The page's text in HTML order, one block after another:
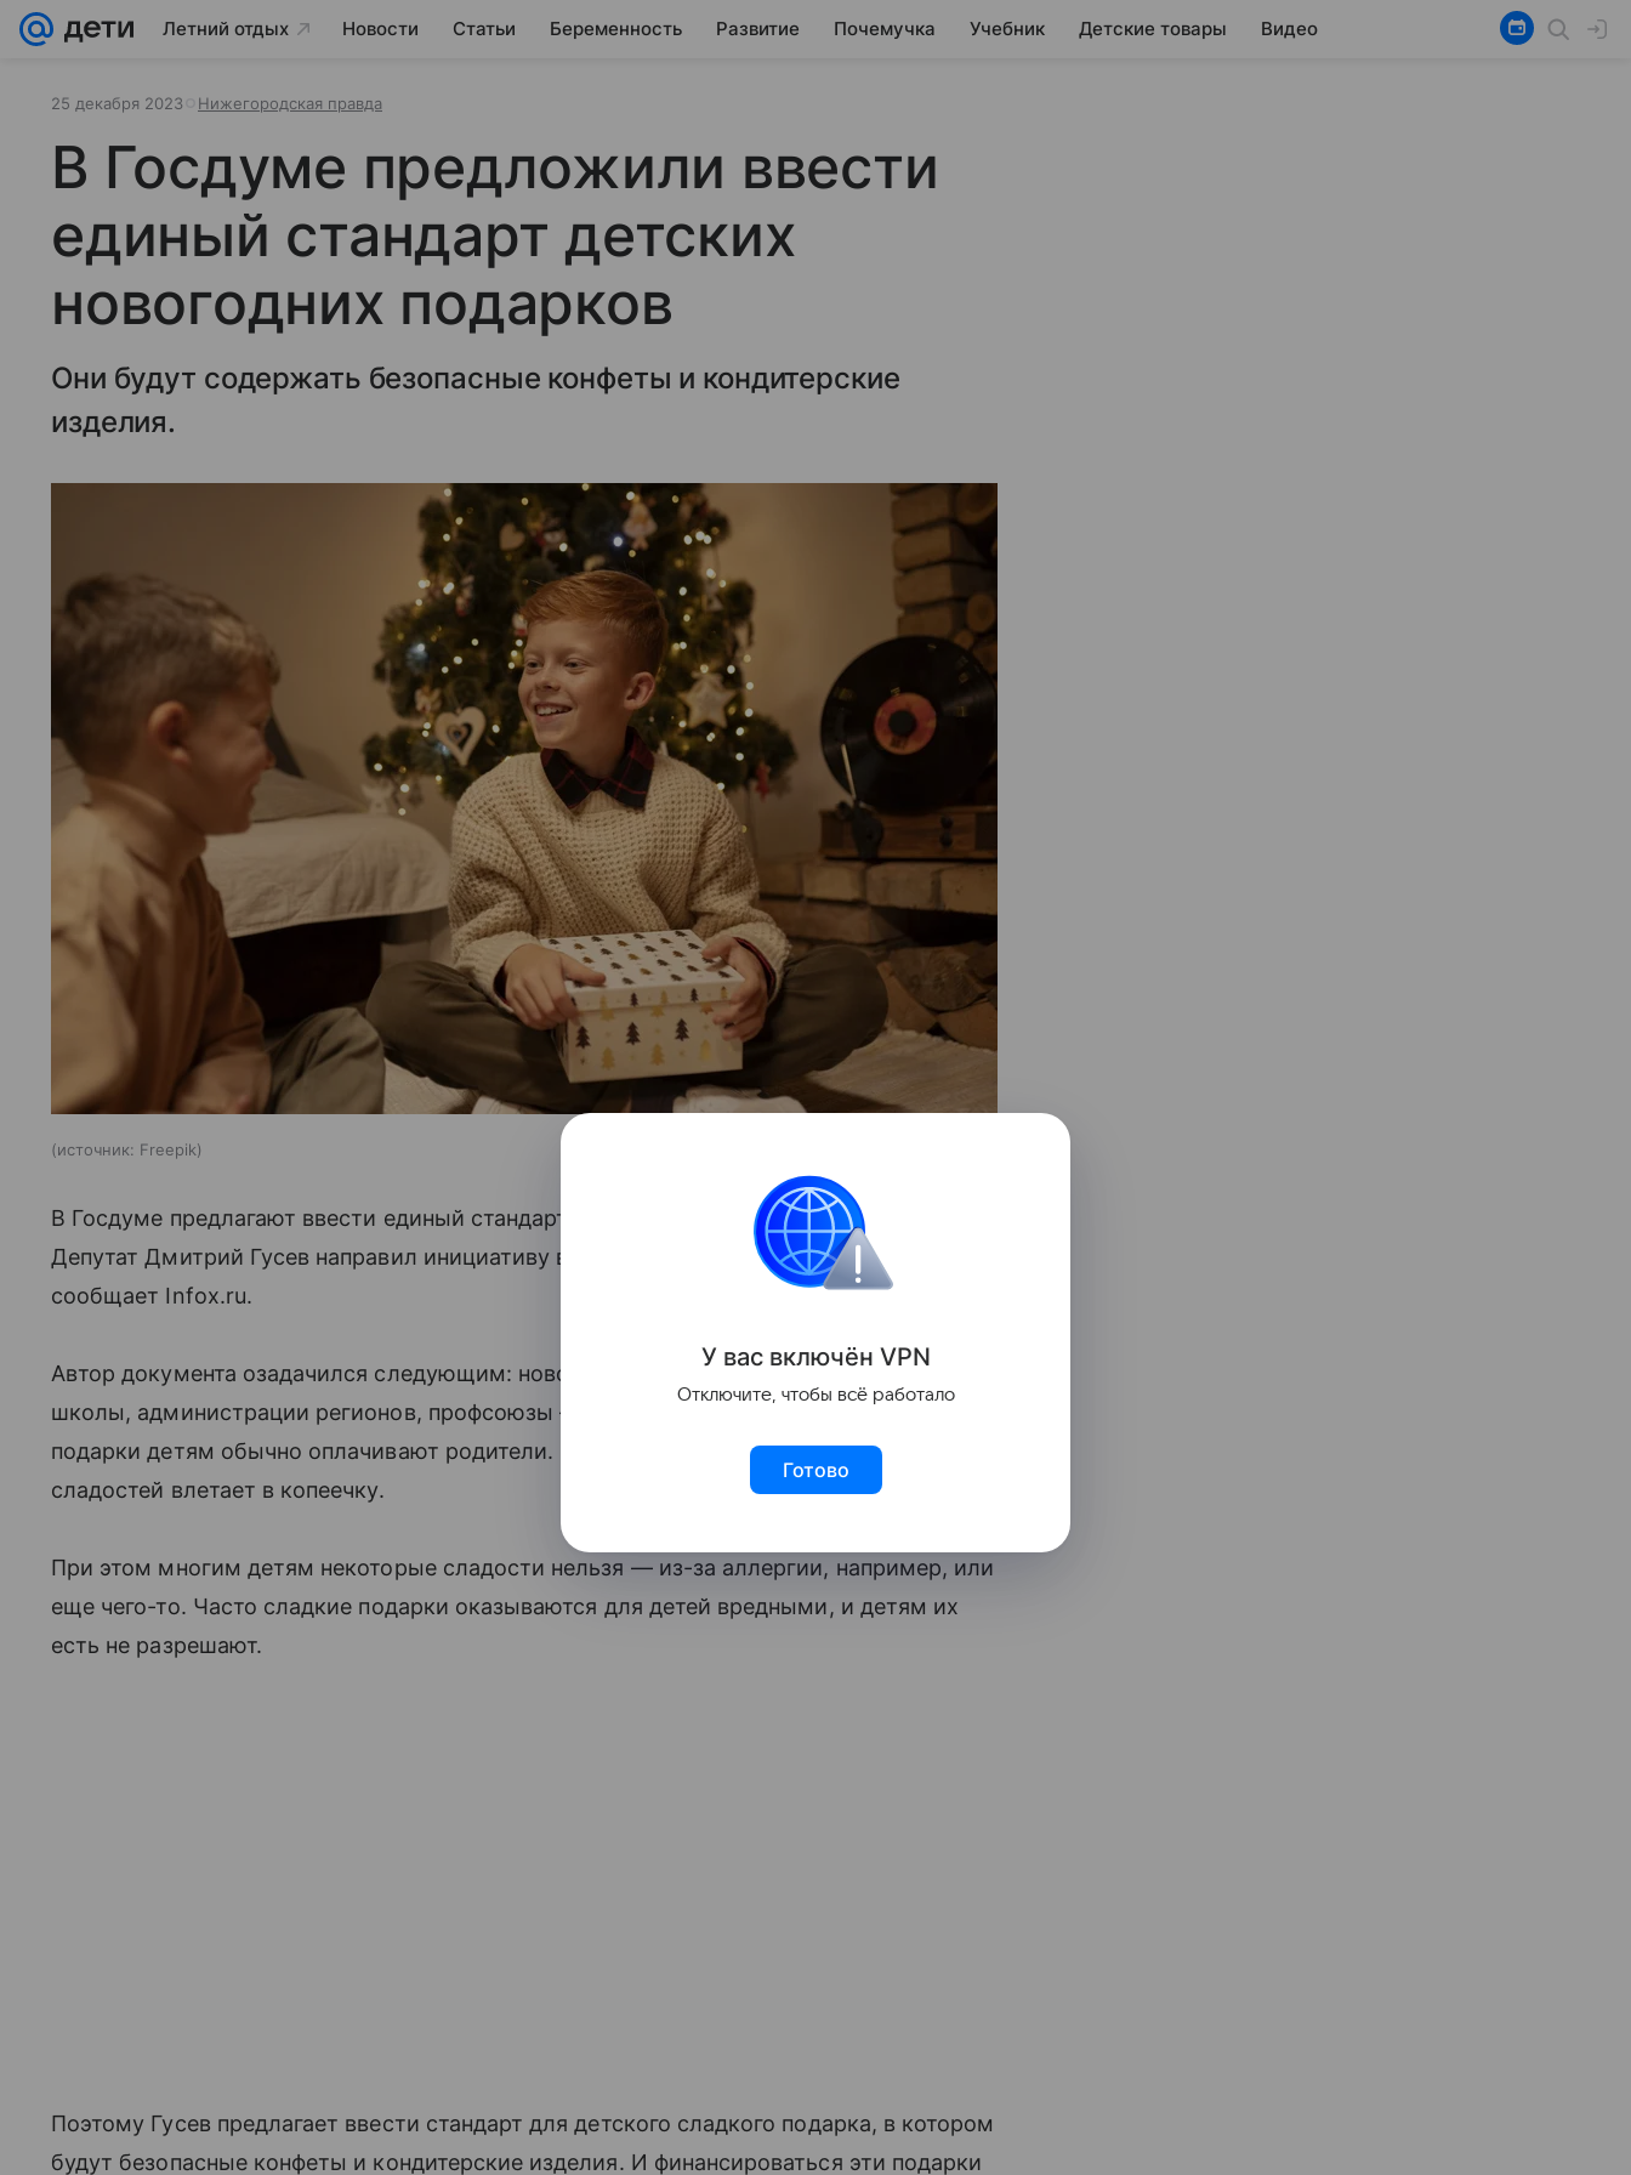
Летний отдых Новости Статьи Беременность Развитие Почемучка Учебник Детские товары Видео
25 декабря 2023 Нижегородская правда
В Госдуме предложили ввести
единый стандарт детских
новогодних подарков
Они будут содержать безопасные конфеты и кондитерские
изделия.
источник: Freepik
В Госдуме предлагают ввести единый стандарт детских новогодних подарков.
Депутат Дмитрий Гусев направил инициативу в Роспотребнадзор и Минтруд. Об этом
сообщает Infox.ru.
Автор документа озадачился следующим: новогодние праздники часто организуют
школы, администрации регионов, профсоюзы — но билеты и на них и сладкие
подарки детям обычно оплачивают родители. Некоторым родителям даже набор
сладостей влетает в копеечку.
При этом многим детям некоторые сладости нельзя — из-за аллергии, например, или
еще чего-то. Часто сладкие подарки оказываются для детей вредными, и детям их
есть не разрешают.
Поэтому Гусев предлагает ввести стандарт для детского сладкого подарка, в котором
будут безопасные конфеты и кондитерские изделия. И финансироваться эти подарки
У вас включён VPN
Отключите, чтобы всё работало
Готово